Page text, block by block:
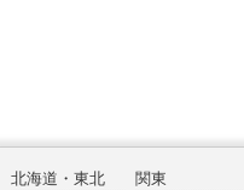
北海道・東北
関東